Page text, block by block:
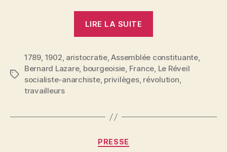
LIRE LA SUITE
La
révolution
de
Étiquettes
1789, 1902, aristocratie,Assemblée constituante,
Bernard Lazare, bourgeoisie, France, Le Réveil
socialiste-anarchiste, privilèges, révolution,
travailleurs
Catégories
PRESSE